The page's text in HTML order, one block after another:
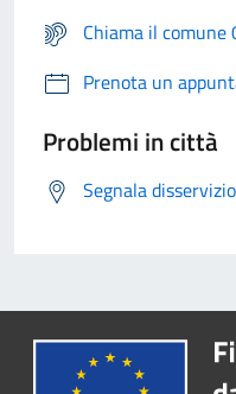
Chiama il
Prenota un
Problemi in città
Segnala disservizio